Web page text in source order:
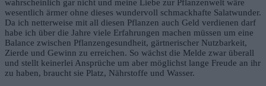
wahrscheinlich gar nicht und meine Liebe zur Pflanzenwelt wäre
wesentlich ärmer ohne dieses wundervoll schmackhafte Salatwunder.
Da ich netterweise mit all diesen Pflanzen auch Geld verdienen darf
habe ich über die Jahre viele Erfahrungen machen müssen um eine
Balance zwischen Pflanzengesundheit, gärtnerischer Nutzbarkeit,
Zierde und Gewinn zu erreichen. So wächst die Melde zwar überall
und stellt keinerlei Ansprüche um aber möglichst lange Freude an ihr
zu haben, braucht sie Platz, Nährstoffe und Wasser.